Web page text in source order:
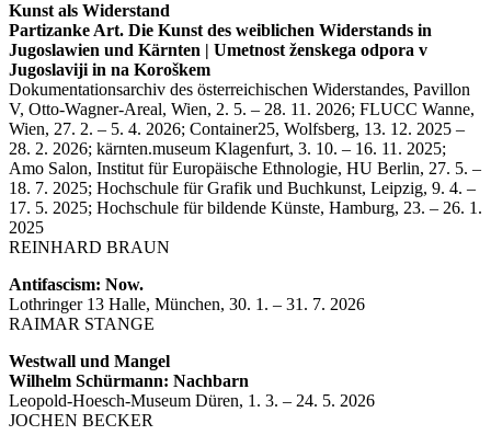
Kunst als Widerstand
Partizanke Art. Die Kunst des weiblichen Widerstands in
Jugoslawien und Kärnten | Umetnost ženskega odpora v
Jugoslaviji in na Koroškem
Dokumentationsarchiv des österreichischen Widerstandes, Pavillon
V, Otto-Wagner-Areal, Wien, 2. 5. – 28. 11. 2026; FLUCC Wanne,
Wien, 27. 2. – 5. 4. 2026; Container25, Wolfsberg, 13. 12. 2025 –
28. 2. 2026; kärnten.museum Klagenfurt, 3. 10. – 16. 11. 2025;
Amo Salon, Institut für Europäische Ethnologie, HU Berlin, 27. 5. –
18. 7. 2025; Hochschule für Grafik und Buchkunst, Leipzig, 9. 4. –
17. 5. 2025; Hochschule für bildende Künste, Hamburg, 23. – 26. 1.
2025
REINHARD BRAUN
Antifascism: Now.
Lothringer 13 Halle, München, 30. 1. – 31. 7. 2026
RAIMAR STANGE
Westwall und Mangel
Wilhelm Schürmann: Nachbarn
Leopold-Hoesch-Museum Düren, 1. 3. – 24. 5. 2026
JOCHEN BECKER